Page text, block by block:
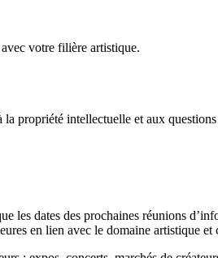
votre filière artistique.
propriété intellectuelle et aux
les dates des prochaines réunions
en lien avec le domaine artistique